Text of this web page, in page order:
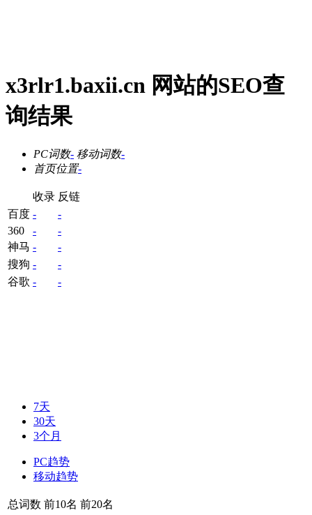
x3rlr1.baxii.cn 网站的SEO查
询结果
PC词数- 移动词数-
首页位置-
收录 反链
百度 -
-
360
-
-
神马 -
-
搜狗 -
-
谷歌 - -
7天
30天
3个月
PC趋势
移动趋势
总词数 前10名 前20名